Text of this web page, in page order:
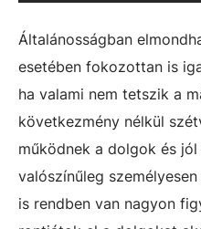
Általánosságban
esetében fokozottan is
ha valami nem tetszik a
következmény nélkül
működnek a dolgok és
valószínűleg
is rendben van nagyon